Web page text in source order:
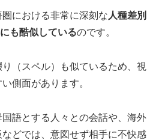
における非常に深刻な 人種差別
も酷似しているのです。
（スペル）も似ているため、視
側面があります。
語とする人々との会話や、海外
どでは、意図せず相手に不快感